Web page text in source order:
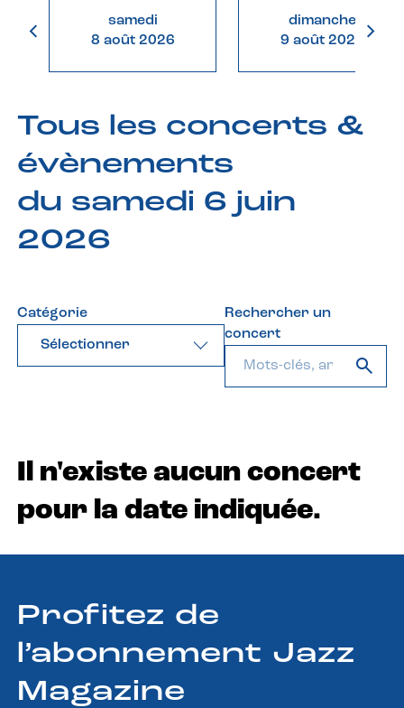
samedi
8 août 2026
dimanche
9 août 2026
Tous les concerts &
évènements
du samedi 6 juin
2026
Catégorie
Sélectionner
Rechercher un
concert
Il n'existe aucun concert
pour la date indiquée.
Profitez de
l’abonnement Jazz
Magazine